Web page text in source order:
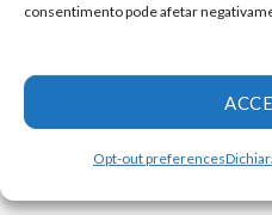
consentimento pode afetar
Opt-out preferences
ADDETTI VENDITA –
ADDETTO ORTOFRUTTA